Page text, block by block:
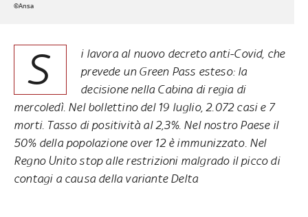
©Ansa
S
i lavora al nuovo decreto anti-Covid, che
prevede un Green Pass esteso: la
decisione nella Cabina di regia di
mercoledì. Nel bollettino del 19 luglio, 2.072 casi e 7
morti. Tasso di positività al 2,3%. Nel nostro Paese il
50% della popolazione over 12 è immunizzato. Nel
Regno Unito stop alle restrizioni malgrado il picco di
contagi a causa della variante Delta